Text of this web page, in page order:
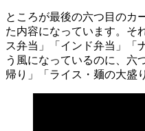
ところが最後の六つ目のカ
た内容になっています。そ
ス弁当」「インド弁当」「
う風になっているのに、六
帰り」「ライス・麺の大盛